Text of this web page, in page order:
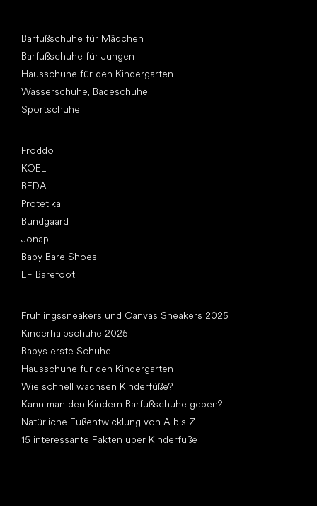
Barfußschuhe für Mädchen
Barfußschuhe für Jungen
Hausschuhe für den Kindergarten
Wasserschuhe, Badeschuhe
Sportschuhe
Froddo
KOEL
BEDA
Protetika
Bundgaard
Jonap
Baby Bare Shoes
EF Barefoot
Frühlingssneakers und Canvas Sneakers 2025
Kinderhalbschuhe 2025
Babys erste Schuhe
Hausschuhe für den Kindergarten
Wie schnell wachsen Kinderfüße?
Kann man den Kindern Barfußschuhe geben?
Natürliche Fußentwicklung von A bis Z
15 interessante Fakten über Kinderfüße